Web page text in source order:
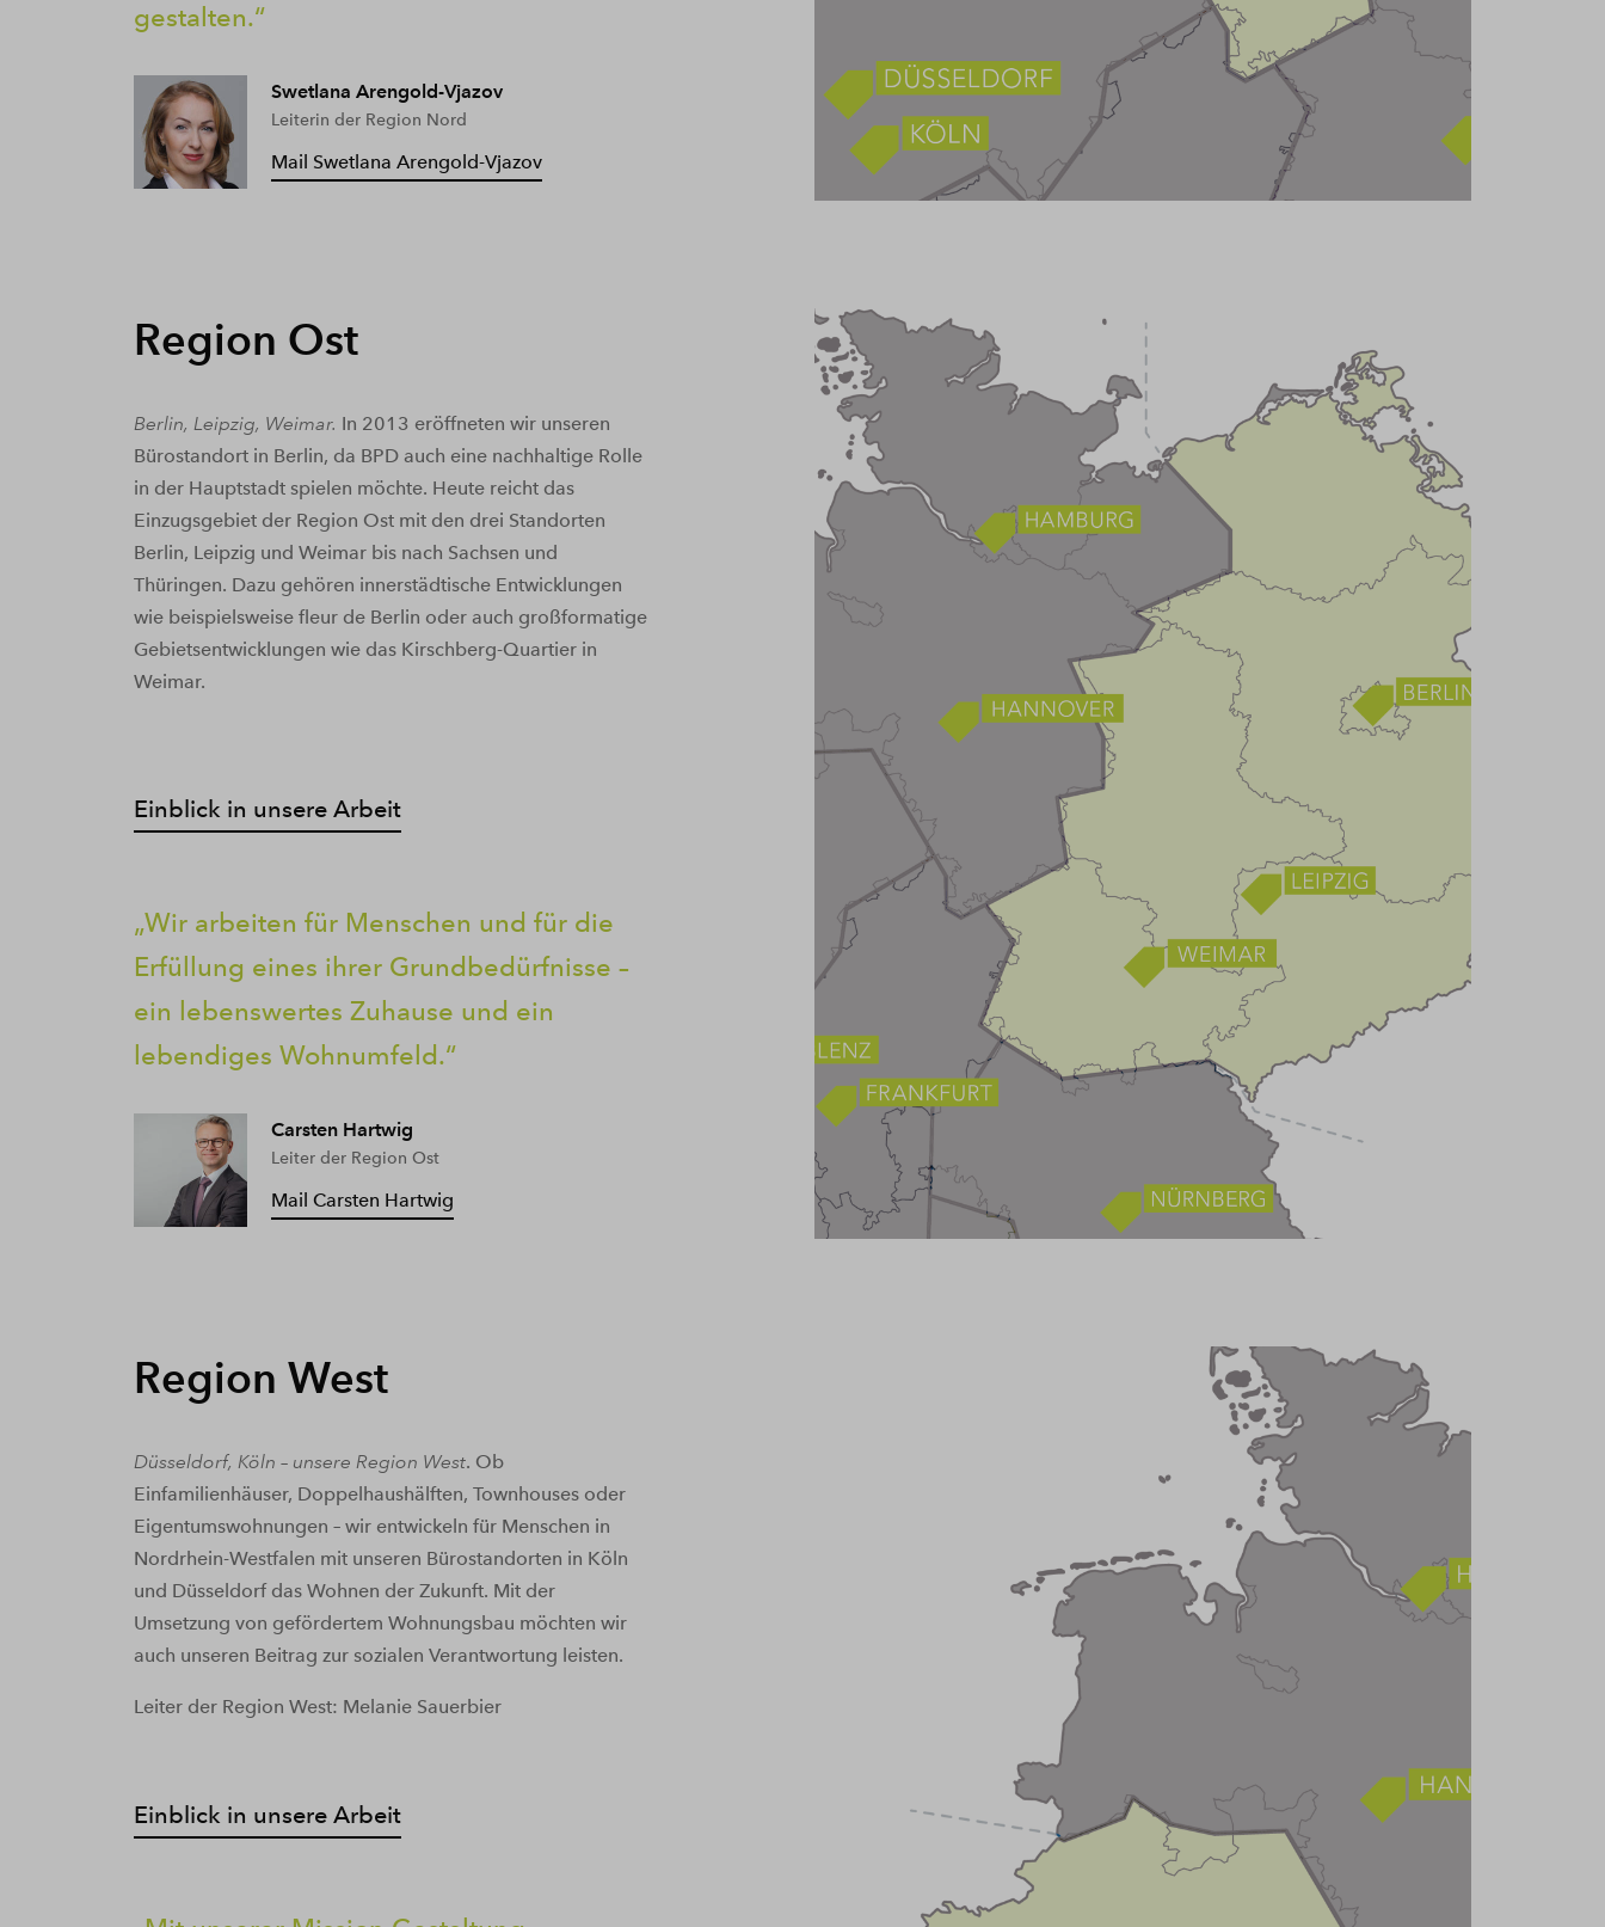
gestalten.
Swetlana Arengold-Vjazov
Leiterin der Region Nord
Mail Swetlana Arengold-Vjazov
Region Ost
Berlin, Leipzig, Weimar. In 2013 eröffneten wir unseren
Bürostandort in Berlin, da BPD auch eine nachhaltige Rolle
in der Hauptstadt spielen möchte. Heute reicht das
Einzugsgebiet der Region Ost mit den drei Standorten
Berlin, Leipzig und Weimar bis nach Sachsen und
Thüringen. Dazu gehören innerstädtische Entwicklungen
wie beispielsweise fleur de Berlin oder auch großformatige
Gebietsentwicklungen wie das Kirschberg-Quartier in
Weimar.
Einblick in unsere Arbeit
Wir arbeiten für Menschen und für die
Erfüllung eines ihrer Grundbedürfnisse –
ein lebenswertes Zuhause und ein
lebendiges Wohnumfeld.
Carsten Hartwig
Leiter der Region Ost
Mail Carsten Hartwig
Region West
Düsseldorf, Köln – unsere Region West. Ob
Einfamilienhäuser, Doppelhaushälften, Townhouses oder
Eigentumswohnungen – wir entwickeln für Menschen in
Nordrhein-Westfalen mit unseren Bürostandorten in Köln
und Düsseldorf das Wohnen der Zukunft. Mit der
Umsetzung von gefördertem Wohnungsbau möchten wir
auch unseren Beitrag zur sozialen Verantwortung leisten.
Leiter der Region West: Melanie Sauerbier
Einblick in unsere Arbeit